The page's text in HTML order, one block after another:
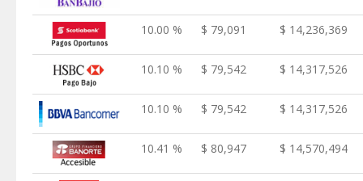
10.00 % $ 79,091 $ 14,236,369
10.10 % $ 79,542 $ 14,317,526
10.10 % $ 79,542 $ 14,317,526
10.41 % $ 80,947 $ 14,570,494